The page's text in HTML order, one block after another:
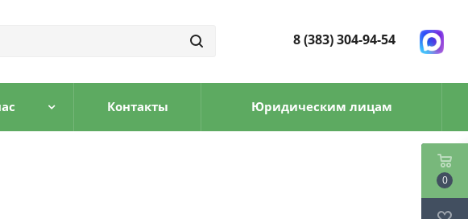
8 (383) 304-94-54
Контакты Юридическим лицам
0